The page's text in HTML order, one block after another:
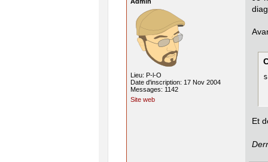
Lieu: P-l-O
Date d'inscription: 17 Nov 2004
Messages: 1142
Site web
Et